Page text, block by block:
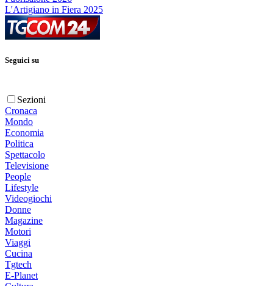
L'Artigiano in Fiera 2025
Seguici su
Sezioni
Cronaca
Mondo
Economia
Politica
Spettacolo
Televisione
People
Lifestyle
Videogiochi
Donne
Magazine
Motori
Viaggi
Cucina
Tgtech
E-Planet